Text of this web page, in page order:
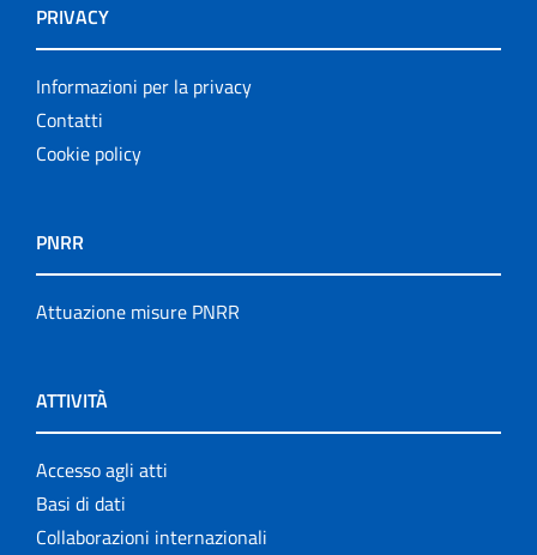
PRIVACY
Informazioni per la privacy
Contatti
Cookie policy
PNRR
Attuazione misure PNRR
ATTIVITÀ
Accesso agli atti
Basi di dati
Collaborazioni internazionali